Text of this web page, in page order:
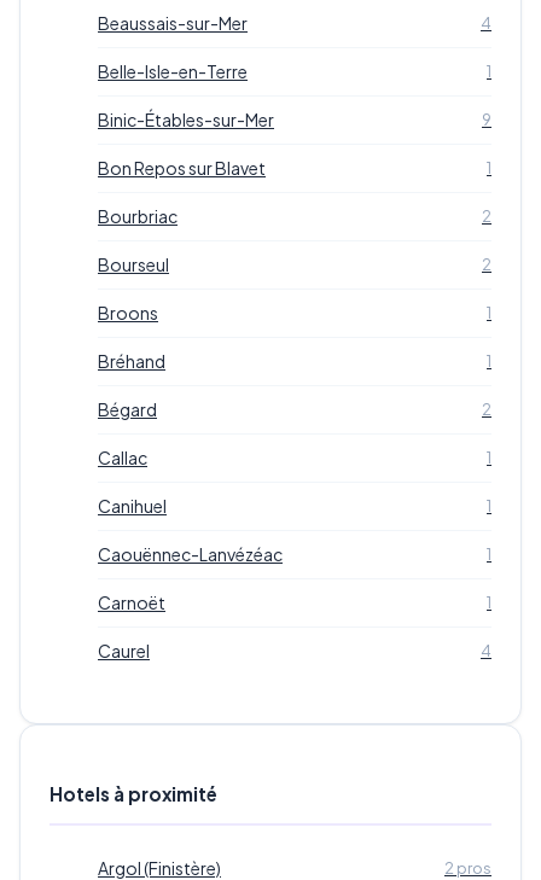
Beaussais-sur-Mer 4
Belle-Isle-en-Terre 1
Binic-Étables-sur-Mer 9
Bon Repos sur Blavet 1
Bourbriac 2
Bourseul 2
Broons 1
Bréhand 1
Bégard 2
Callac 1
Canihuel 1
Caouënnec-Lanvézéac 1
Carnoët 1
Caurel 4
Hotels à proximité
Argol (Finistère) 2 pros